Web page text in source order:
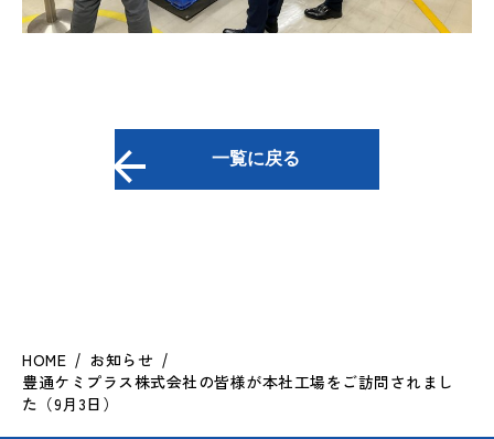
一覧に戻る
HOME
お知らせ
豊通ケミプラス株式会社の皆様が本社工場をご訪問されまし
た（9月3日）